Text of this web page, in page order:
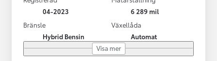
04-2023
6 289 mil
Bränsle
Hybrid Bensin
Växellåda
Automat
Visa mer